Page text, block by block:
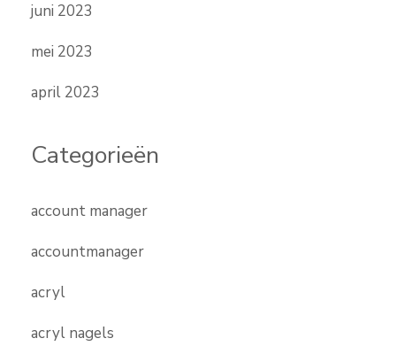
juni 2023
mei 2023
april 2023
Categorieën
account manager
accountmanager
acryl
acryl nagels